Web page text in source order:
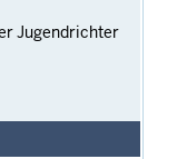
Jugendrichter